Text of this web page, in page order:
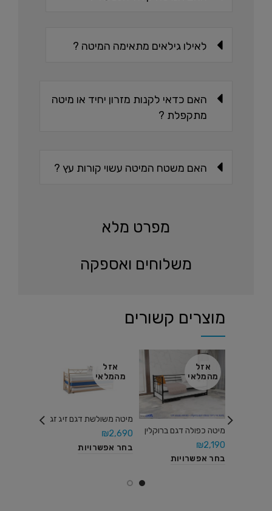
לאילו גילאים מתאימה המיטה ?
האם כדאי לקנות מזרון יחיד או מיטה
מתקפלת ?
האם משטח המיטה עשוי קורות עץ ?
מפרט מלא
משלוחים ואספקה
מוצרים קשורים
אזל
מהמלאי
מיטה כפולה דגם ברוקלין
₪2,190
בחר אפשרויות
אזל
מהמלאי
מיטה משולשת דגם זיג זג
₪2,690
בחר אפשרויות
מיטה